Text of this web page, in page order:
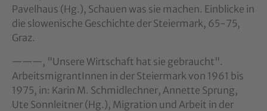
Pavelhaus (Hg.), Schauen was sie machen. Einblicke in
die slowenische Geschichte der Steiermark, 65-75,
Graz.
———, "Unsere Wirtschaft hat sie gebraucht".
ArbeitsmigrantInnen in der Steiermark von 1961 bis
1975, in: Karin M. Schmidlechner, Annette Sprung,
Ute Sonnleitner (Hg.), Migration und Arbeit in der